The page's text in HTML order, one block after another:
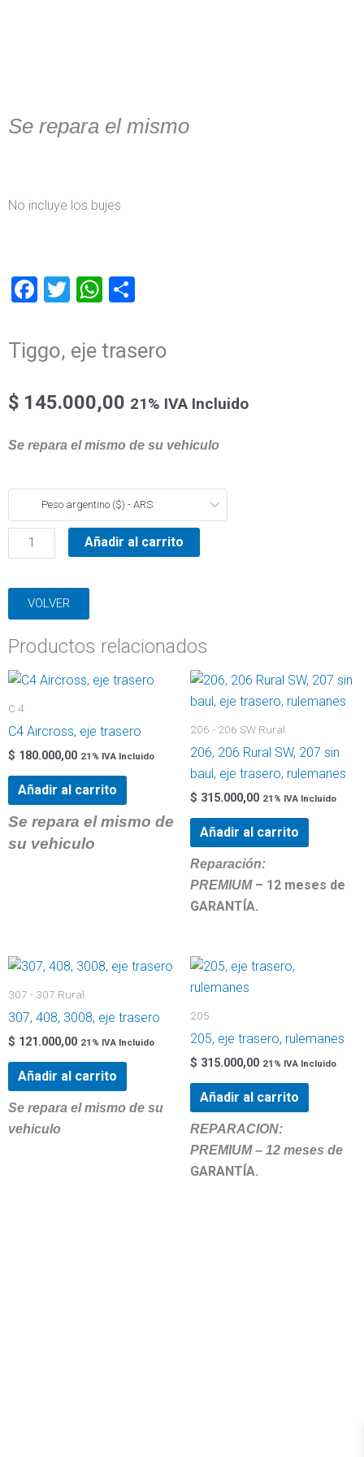
Se repara el mismo
No incluye los bujes
Facebook
TwitterWhatsApp
Tiggo, eje trasero
$ 145.000,00 21% IVA Incluido
Se repara el mismo de su vehiculo
Peso argentino ($) - ARS
eje
trasero
cantidad
Añadir al carrito
VOLVER
Productos relacionados
C 4
C4 Aircross, eje trasero
$ 180.000,00 21% IVA Incluido
Añadir al carrito
Se repara el mismo de
su vehiculo
206 - 206 SW Rural
206, 206 Rural SW, 207 sin
baul, eje trasero, rulemanes
$ 315.000,00 21% IVA Incluido
Añadir al carrito
Reparación:
PREMIUM – 12 meses de
GARANTÍA.
307 - 307 Rural
307, 408, 3008, eje trasero
$ 121.000,00 21% IVA Incluido
Añadir al carrito
Se repara el mismo de su
vehiculo
205
205, eje trasero, rulemanes
$ 315.000,00 21% IVA Incluido
Añadir al carrito
REPARACION:
PREMIUM – 12 meses de
GARANTÍA.